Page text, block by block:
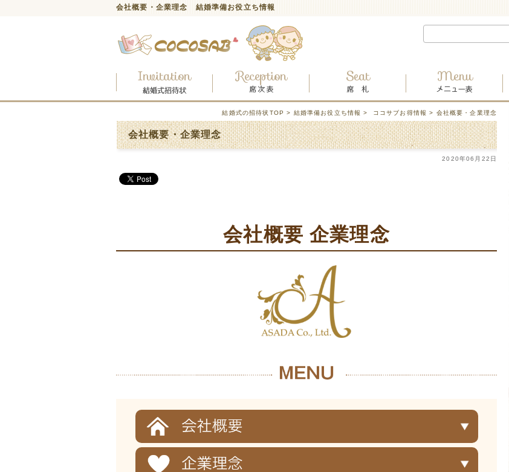
会社概要・企業理念 結婚準備お役立ち情報
結婚式の招待状TOP > 結婚準備お役立ち情報 > ココサブお得情報 > 会社概要・企業理念
会社概要・企業理念
2020年06月22日
会社概要 企業理念